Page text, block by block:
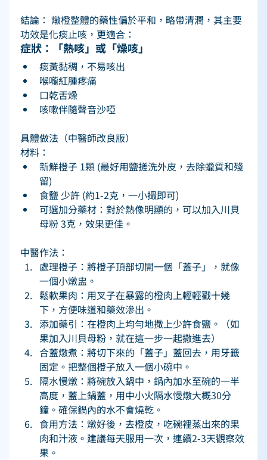
結論： 燉橙整體的藥性偏於平和，略帶清潤，其主要
功效是化痰止咳，更適合：
症狀：「熱咳」或「燥咳」
痰黃黏稠，不易咳出
喉嚨紅腫疼痛
口乾舌燥
咳嗽伴隨聲音沙啞
具體做法（中醫師改良版）
材料：
新鮮橙子 1顆 (最好用鹽搓洗外皮，去除蠟質和殘
留)
食鹽 少許 (約1-2克，一小撮即可)
可選加分藥材：對於熱像明顯的，可以加入川貝
母粉 3克，效果更佳。
中醫作法：
處理橙子：將橙子頂部切開一個「蓋子」，就像
一個小燉盅。
鬆軟果肉：用叉子在暴露的橙肉上輕輕戳十幾
下，方便味道和藥效滲出。
添加藥引：在橙肉上均勻地撒上少許食鹽。（如
果加入川貝母粉，就在這一步一起撒進去）
合蓋燉煮：將切下來的「蓋子」蓋回去，用牙籤
固定。把整個橙子放入一個小碗中。
隔水慢燉：將碗放入鍋中，鍋內加水至碗的一半
高度，蓋上鍋蓋，用中小火隔水慢燉大概30分
鐘。確保鍋內的水不會燒乾。
食用方法：燉好後，去橙皮，吃碗裡蒸出來的果
肉和汁液。建議每天服用一次，連續2-3天觀察效
果。